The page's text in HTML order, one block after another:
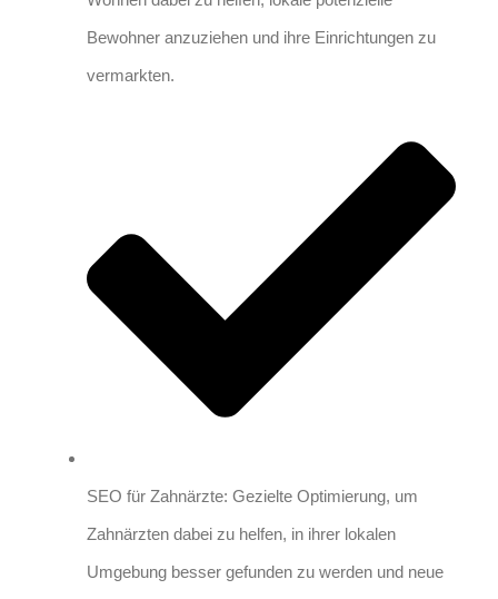
Bewohner anzuziehen und ihre Einrichtungen zu
vermarkten.
SEO für Zahnärzte: Gezielte Optimierung, um
Zahnärzten dabei zu helfen, in ihrer lokalen
Umgebung besser gefunden zu werden und neue